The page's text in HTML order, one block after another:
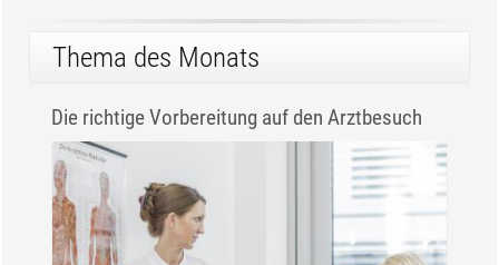
Thema des Monats
Die richtige Vorbereitung auf den Arztbesuch